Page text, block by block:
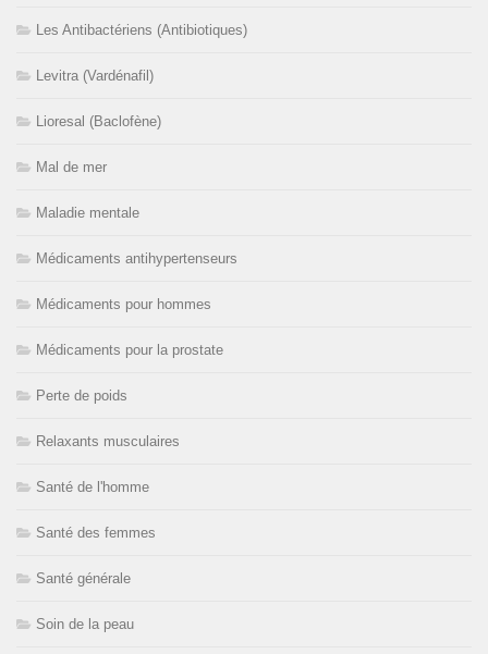
Les Antibactériens (Antibiotiques)
Levitra (Vardénafil)
Lioresal (Baclofène)
Mal de mer
Maladie mentale
Médicaments antihypertenseurs
Médicaments pour hommes
Médicaments pour la prostate
Perte de poids
Relaxants musculaires
Santé de l'homme
Santé des femmes
Santé générale
Soin de la peau